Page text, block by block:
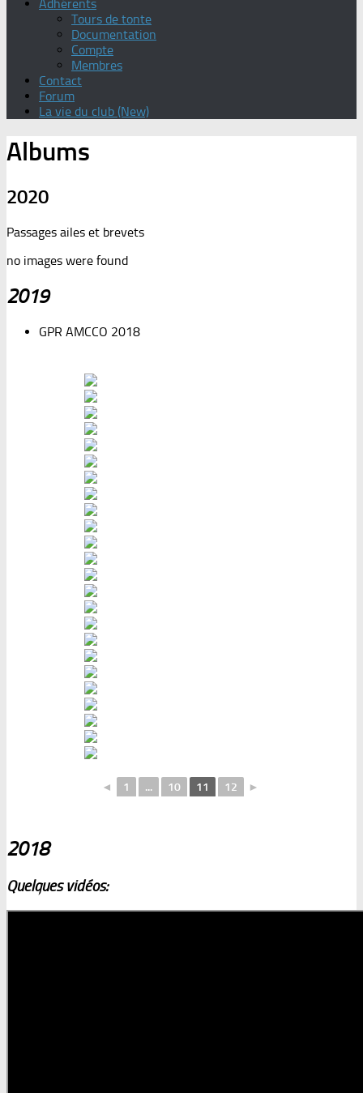
Adhérents
Tours de tonte
Documentation
Compte
Membres
Contact
Forum
La vie du club (New)
Albums
2020
Passages ailes et brevets
no images were found
2019
GPR AMCCO 2018
◄ 1 ... 10 11 12 ►
2018
Quelques vidéos: